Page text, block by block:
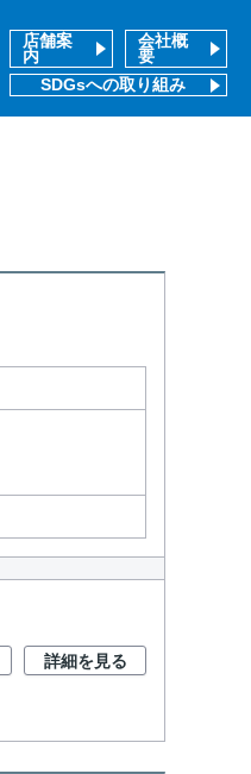
店舗案
内
会社概
要
SDGsへの取り組み
詳細を見る